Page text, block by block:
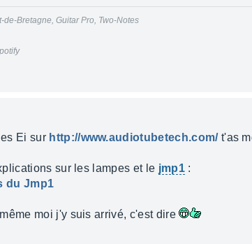
Bretagne, Guitar Pro, Two-Notes
Ei sur http://www.audiotubetech.com/t'as
sur les lampes et le jmp1:
du Jmp1
moi j'y suis arrivé, c'est dire